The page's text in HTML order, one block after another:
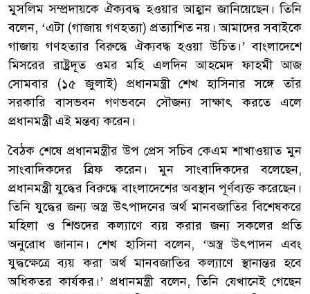
মুসলিম সম্প্রদায়কে ঐক্যবদ্ধ হওয়ার আহ্বান জানিয়েছেন। তিনি
বলেন, ‘এটা (গাজায় গণহত্যা) প্রত্যাশিত নয়। আমাদের সবাইকে
গাজায় গণহত্যার বিরুদ্ধে ঐক্যবদ্ধ হওয়া উচিত।’ বাংলাদেশে
মিসরের রাষ্ট্রদূত ওমর মহি এলদিন আহমেদ ফাহমী আজ
সোমবার (১৫ জুলাই) প্রধানমন্ত্রী শেখ হাসিনার সঙ্গে তাঁর
সরকারি বাসভবন গণভবনে সৌজন্য সাক্ষাৎ করতে এলে
প্রধানমন্ত্রী এই মন্তব্য করেন।
বৈঠক শেষে প্রধানমন্ত্রীর উপ প্রেস সচিব কেএম শাখাওয়াত মুন
সাংবাদিকদের ব্রিফ করেন। মুন সাংবাদিকদের বলেছেন,
প্রধানমন্ত্রী যুদ্ধের বিরুদ্ধে বাংলাদেশের অবস্থান পূর্ণব্যক্ত করেছেন।
তিনি যুদ্ধের জন্য অস্ত্র উৎপাদনের অর্থ মানবজাতির বিশেষকরে
মহিলা ও শিশুদের কল্যাণে ব্যয় করার জন্য সকলের প্রতি
অনুরোধ জানান। শেখ হাসিনা বলেন, ‘অস্ত্র উৎপাদন এবং
যুদ্ধক্ষেত্রে ব্যয় করা অর্থ মানবজাতির কল্যাণে স্থানান্তর হবে
অধিকতর কার্যকর।’ প্রধানমন্ত্রী বলেন, তিনি যেখানেই গেছেন